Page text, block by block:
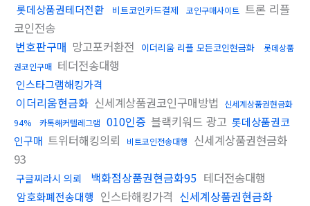
롯데상품권테더전환 비트코인카드결제 코인구매사이트 트론 리플
코인전송
번호판구매 망고포커환전 이더리움 리플 모든코인현금화
롯데상품
권코인구매 테더전송대행
인스타그램해킹가격
이더리움현금화 신세계상품권코인구매방법
신세계상품권현금화
94%
카톡해커텔레그램 010인증 블랙키워드 광고 롯데상품권코
인구매 트위터해킹의뢰 비트코인전송대행
신세계상품권현금화
93
구글찌라시 의뢰 백화점상품권현금화95 테더전송대행
암호화폐전송대행 인스타해킹가격 신세계상품권현금화